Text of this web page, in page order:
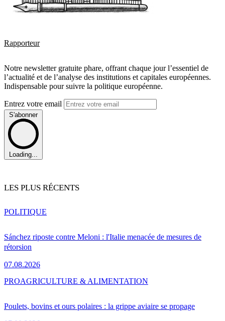
Rapporteur
Notre newsletter gratuite phare, offrant chaque jour l’essentiel de
l’actualité et de l’analyse des institutions et capitales européennes.
Indispensable pour suivre la politique européenne.
Entrez votre email
S'abonner
Loading...
LES PLUS RÉCENTS
Sánchez riposte contre Meloni : l'Italie menacée de mesures de
rétorsion
07.08.2026
POLITIQUE
Poulets, bovins et ours polaires : la grippe aviaire se propage
PROAGRICULTURE & ALIMENTATION